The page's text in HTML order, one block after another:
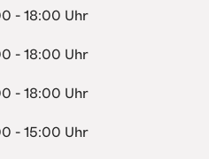
- 18:00 Uhr
- 18:00 Uhr
- 18:00 Uhr
- 15:00 Uhr